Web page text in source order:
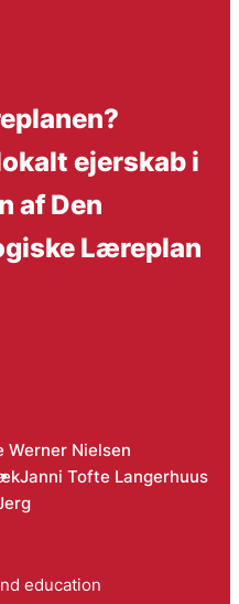
ejerskab i
af Den
Læreplan
Werner Nielsen
Janni Tofte Langerhuus
education